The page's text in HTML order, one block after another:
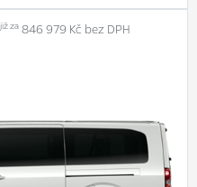
již za 846 979 Kč bez DPH